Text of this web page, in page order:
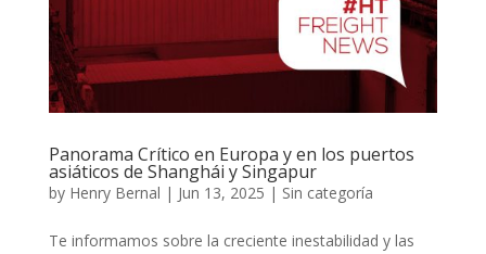
Panorama Crítico en Europa y en los puertos
asiáticos de Shanghái y Singapur
by Henry Bernal | Jun 13, 2025 | Sin categoría
Te informamos sobre la creciente inestabilidad y las